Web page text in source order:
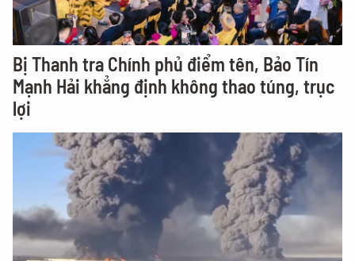
Bị Thanh tra Chính phủ điểm tên, Bảo Tín
Mạnh Hải khẳng định không thao túng, trục
lợi